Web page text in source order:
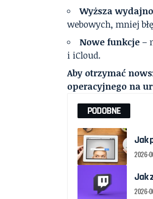
Wyższa
webowych, mniej
Nowe funkcje –
i iCloud.
Aby otrzymać
operacyjnego na
PODOBNE
Jak
2026-
Jak
2026-